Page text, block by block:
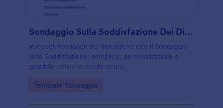
Sondaggio Sulla Soddisfazione Dei Dipendenti
Raccogli feedback dei dipendenti con il Sondaggio
sulla Soddisfazione: semplice, personalizzabile e
gestibile online in modo sicuro.
Go to Category:
Template Sondaggio